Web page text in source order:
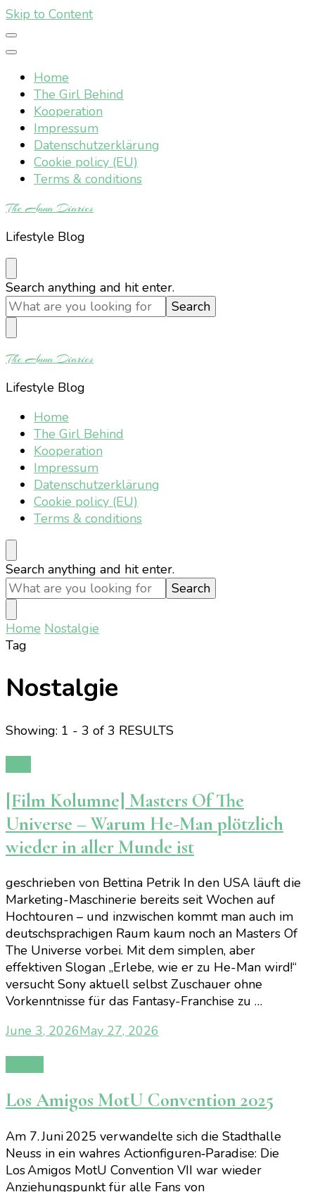
Skip to Content
Home
The Girl Behind
Kooperation
Impressum
Datenschutzerklärung
Cookie policy (EU)
Terms & conditions
The Anna Diaries
Lifestyle Blog
Looking
for
Something?
Search anything and hit enter.
The Anna Diaries
Lifestyle Blog
Home
The Girl Behind
Kooperation
Impressum
Datenschutzerklärung
Cookie policy (EU)
Terms & conditions
Looking
for
Something?
Search anything and hit enter.
Home Nostalgie
Tag
Nostalgie
Showing: 1 - 3 of 3 RESULTS
[Film Kolumne] Masters Of The
Universe – Warum He-Man plötzlich
wieder in aller Munde ist
geschrieben von Bettina Petrik In den USA läuft die
Marketing-Maschinerie bereits seit Wochen auf
Hochtouren – und inzwischen kommt man auch im
deutschsprachigen Raum kaum noch an Masters Of
The Universe vorbei. Mit dem simplen, aber
effektiven Slogan „Erlebe, wie er zu He-Man wird!“
versucht Sony aktuell selbst Zuschauer ohne
Vorkenntnisse für das Fantasy-Franchise zu …
June 3, 2026May 27, 2026
Los Amigos MotU Convention 2025
Am 7. Juni 2025 verwandelte sich die Stadthalle
Neuss in ein wahres Actionfiguren‑Paradise: Die
Los Amigos MotU Convention VII war wieder
Anziehungspunkt für alle Fans von